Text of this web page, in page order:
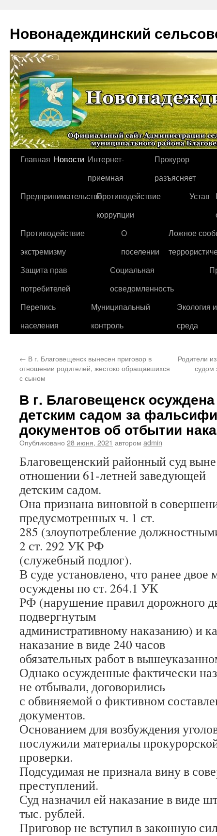
Новонадеждинский
Перейти
содержимому
Главная Новости Интернет-
приемная
Прокурор
разъясняет
ПредпринимательствоПротиводействие
коррупции
Устав
Противодействие
экстремизму
О
поселении
Ложное
Защита прав
потребителей
Социальная
осведомленность
Перепись
населения
Муниципальный
контроль
Экология
среда
← В г. Благовещенск вынесен приговор в
отношении родителей, жестоко обращавшихся
с сыном
Родители
судом
В г. Благовещенск
детским садом за
документов об отбытии
Опубликовано 28 июня, 2021 автором admin
Благовещенский районный суд
отношении 61-летней заведующей
детским садом.
Она признана виновной в
предусмотренных ч. 1 ст.
285 (злоупотребление
2 ст. 292 УК РФ
(служебный подлог).
В суде установлено, что ранее
осуждены по ст. 264.1 УК
РФ (нарушение правил дорожного
подвергнутым
административному наказанию) и
наказание в виде 240 часов
обязательных работ в
Однако осужденные фактически
не отбывали, договорились
с обвиняемой о фиктивном
документов.
Основанием для возбуждения
послужили материалы
проверки.
Подсудимая не признала вину в
преступлений.
Суд назначил ей наказание в виде
тыс. рублей.
Приговор не вступил в законную